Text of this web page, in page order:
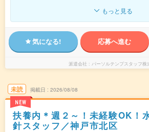
もっと見る
気になる! 応募へ進む
派遣会社 パーソルテンプスタッフ株
未読
NEW
掲載日 2026/08/08
扶養内＊週２～！未経験OK！
針スタッフ／神戸市北区